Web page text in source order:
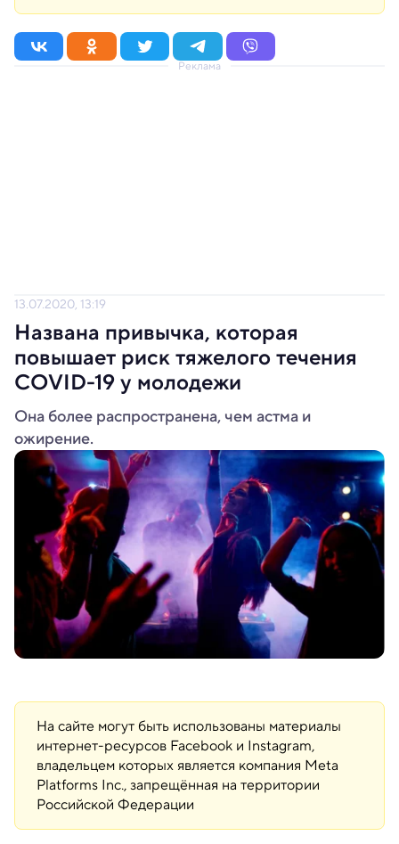
Реклама
13.07.2020, 13:19
Названа привычка, которая
повышает риск тяжелого течения
COVID-19 у молодежи
Она более распространена, чем астма и
ожирение.
На сайте могут быть использованы материалы
интернет-ресурсов Facebook и Instagram,
владельцем которых является компания Meta
Platforms Inc., запрещённая на территории
Российской Федерации